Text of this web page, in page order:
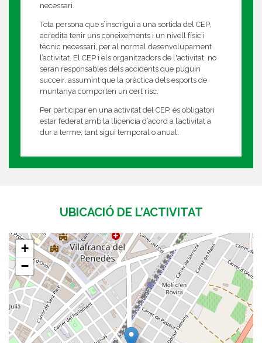
necessari.
Tota persona que s’inscrigui a una sortida del CEP,
acredita tenir uns coneixements i un nivell físic i
tècnic necessari, per al normal desenvolupament
l’activitat. El CEP i els organitzadors de l'activitat, no
seran responsables dels accidents que puguin
succeir, assumint que la pràctica dels esports de
muntanya comporten un cert risc.
Per participar en una activitat del CEP, és obligatori
estar federat amb la llicencia d’acord a l’activitat a
dur a terme, tant sigui temporal o anual.
UBICACIÓ DE L’ACTIVITAT
+
−